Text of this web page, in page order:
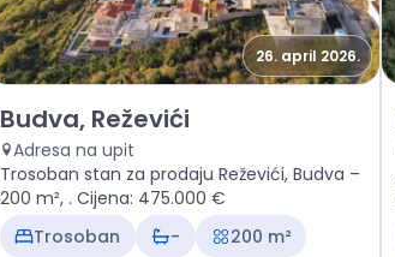
26. april 2026.
Prodaja - Stan Budva, Reževići
Budva, Reževići
Adresa na upit
Trosoban stan za prodaju Reževići, Budva –
200 m², . Cijena: 475.000 €
Trosoban
- 200 m²